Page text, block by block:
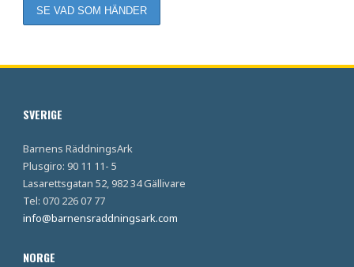
SVERIGE
Barnens RäddningsArk
Plusgiro: 90 11 11- 5
Lasarettsgatan 52, 982 34 Gällivare
Tel: 070 226 07 77
info@barnensraddningsark.com
NORGE